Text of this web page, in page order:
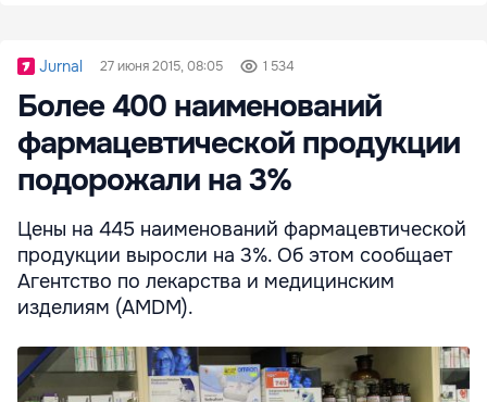
Jurnal 27 июня 2015, 08:05 1 534
Более 400 наименований
фармацевтической продукции
подорожали на 3%
Цены на 445 наименований фармацевтической
продукции выросли на 3%. Об этом сообщает
Агентство по лекарства и медицинским
изделиям (AMDM).